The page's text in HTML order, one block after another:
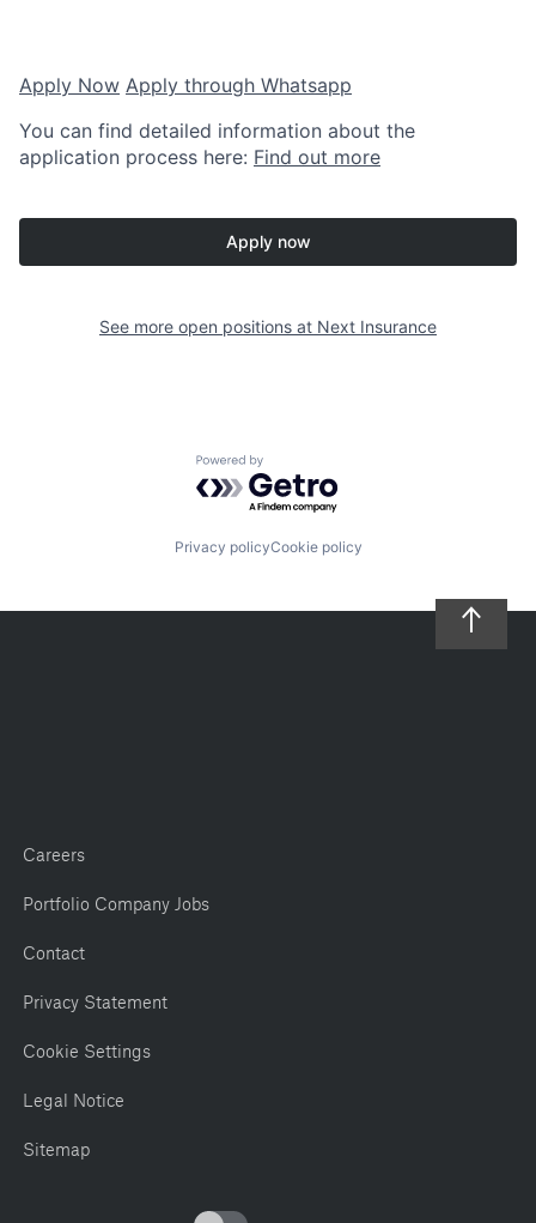
Apply Now Apply through Whatsapp
You can find detailed information about the
application process here: Find out more
Apply now
See more open positions at Next Insurance
Powered by Getro.com
Privacy policyCookie policy
Careers
Portfolio Company Jobs
Contact
Privacy Statement
Cookie Settings
Legal Notice
Sitemap